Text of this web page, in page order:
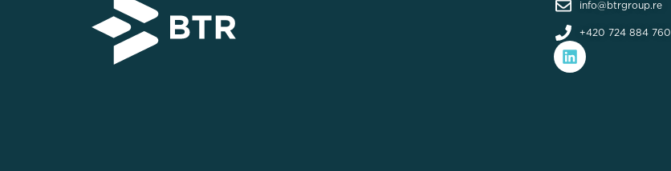
info@btrgroup.re
+420 724 884 760